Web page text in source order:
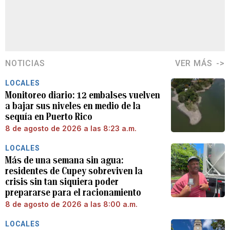
NOTICIAS VER MÁS
LOCALES
Monitoreo diario: 12 embalses vuelven
a bajar sus niveles en medio de la
sequía en Puerto Rico
8 de agosto de 2026 a las 8:23 a.m.
LOCALES
Más de una semana sin agua:
residentes de Cupey sobreviven la
crisis sin tan siquiera poder
prepararse para el racionamiento
8 de agosto de 2026 a las 8:00 a.m.
LOCALES